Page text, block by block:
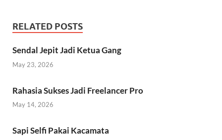
RELATED POSTS
Sendal Jepit Jadi Ketua Gang
May 23, 2026
Rahasia Sukses Jadi Freelancer Pro
May 14, 2026
Sapi Selfi Pakai Kacamata